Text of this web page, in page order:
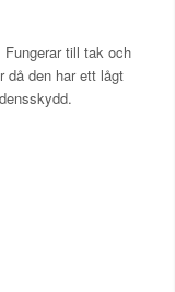
till tak och
då den har ett lågt